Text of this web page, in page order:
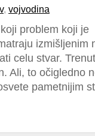
, vojvodina
problem koji je
izmišljenim
celu stvar.
Ali, to očigledno
pametnijim